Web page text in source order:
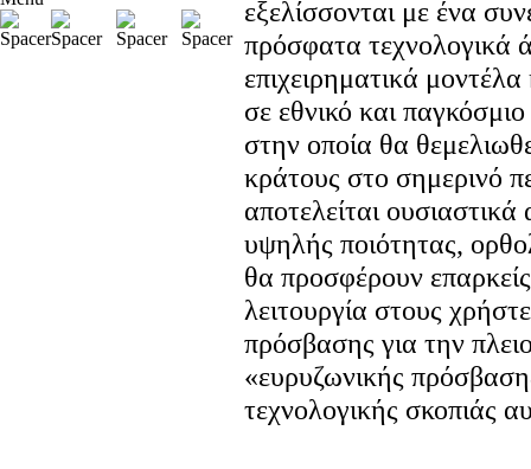
εξελίσσονται με ένα
πρόσφατα τεχνολογικά
επιχειρηματικά
σε εθνικό και
στην οποία θα
κράτους στο σημερινό
αποτελείται
υψηλής ποιότητας,
θα προσφέρουν
λειτουργία στους
πρόσβασης για την
«ευρυζωνικής
τεχνολογικής σκοπιάς